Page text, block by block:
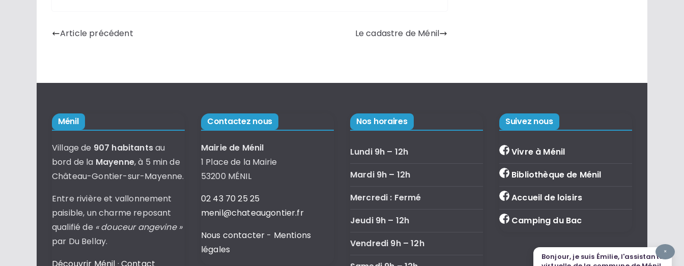
Article précédent Le cadastre de Ménil
Ménil
Village de 907 habitantsau
bord de la Mayenne, à 5 min de
Château-Gontier-sur-Mayenne.
Entre rivière et vallonnement
paisible, un charme reposant
qualifié de « douceur angevine »
par Du Bellay.
Contactez nous
Mairie de Ménil
1 Place de la Mairie
53200 MÉNIL
02 43 70 25 25
menil@chateaugontier.fr
Nous contacter - Mentions
légales
Nos horaires
Lundi 9h – 12h
Mardi 9h – 12h
Mercredi : Fermé
Jeudi 9h – 12h
Vendredi 9h – 12h
Suivez nous
Vivre à Ménil
Bibliothèque de Ménil
Accueil de loisirs
Camping du Bac
×
Bonjour, je suis Émilie, l'assistante